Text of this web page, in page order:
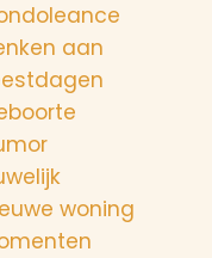
aan
woning